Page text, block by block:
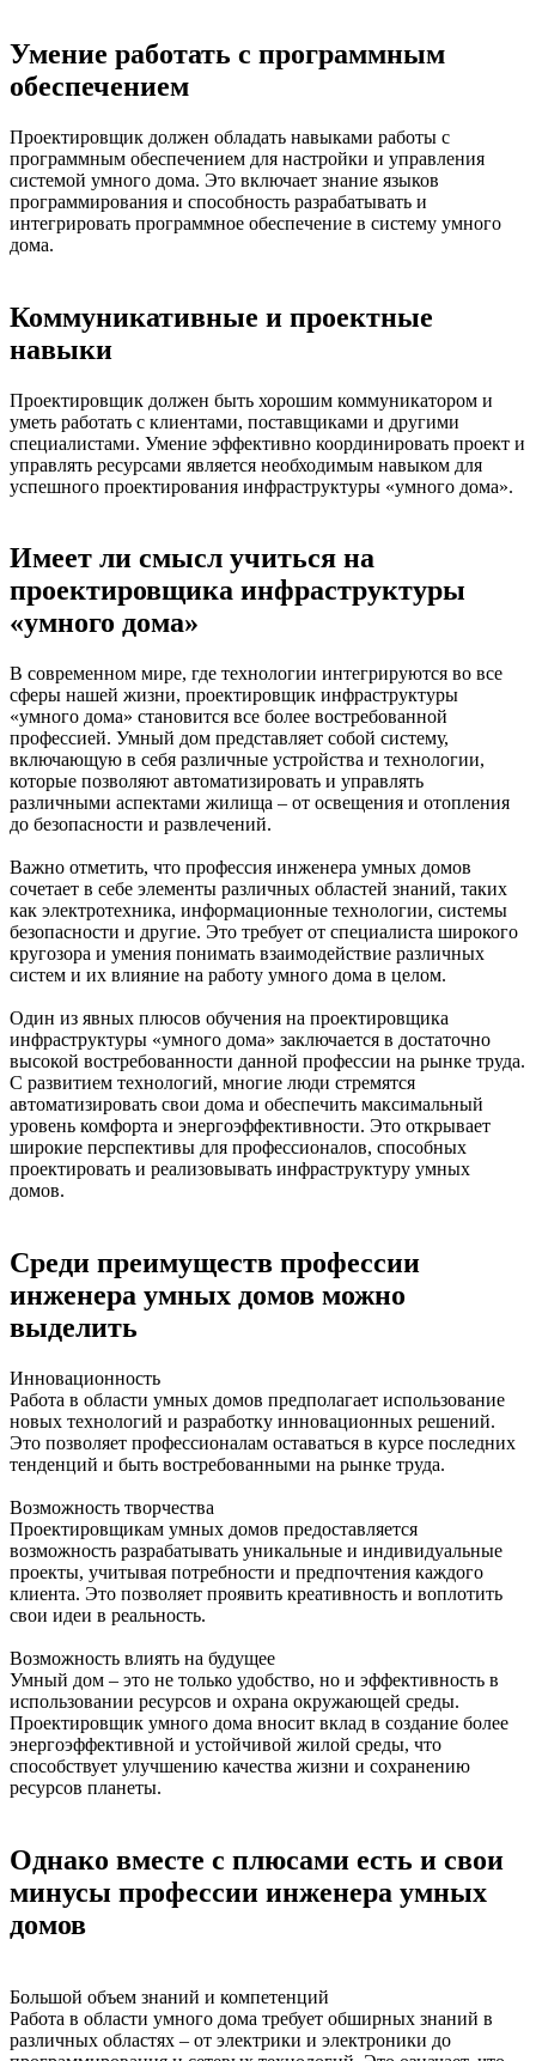
Умение работать с программным
обеспечением
Проектировщик должен обладать навыками работы с
программным обеспечением для настройки и управления
системой умного дома. Это включает знание языков
программирования и способность разрабатывать и
интегрировать программное обеспечение в систему умного
дома.
Коммуникативные и проектные
навыки
Проектировщик должен быть хорошим коммуникатором и
уметь работать с клиентами, поставщиками и другими
специалистами. Умение эффективно координировать проект и
управлять ресурсами является необходимым навыком для
успешного проектирования инфраструктуры «умного дома».
Имеет ли смысл учиться на
проектировщика инфраструктуры
«умного дома»
В современном мире, где технологии интегрируются во все
сферы нашей жизни, проектировщик инфраструктуры
«умного дома» становится все более востребованной
профессией. Умный дом представляет собой систему,
включающую в себя различные устройства и технологии,
которые позволяют автоматизировать и управлять
различными аспектами жилища – от освещения и отопления
до безопасности и развлечений.
Важно отметить, что профессия инженера умных домов
сочетает в себе элементы различных областей знаний, таких
как электротехника, информационные технологии, системы
безопасности и другие. Это требует от специалиста широкого
кругозора и умения понимать взаимодействие различных
систем и их влияние на работу умного дома в целом.
Один из явных плюсов обучения на проектировщика
инфраструктуры «умного дома» заключается в достаточно
высокой востребованности данной профессии на рынке труда.
С развитием технологий, многие люди стремятся
автоматизировать свои дома и обеспечить максимальный
уровень комфорта и энергоэффективности. Это открывает
широкие перспективы для профессионалов, способных
проектировать и реализовывать инфраструктуру умных
домов.
Среди преимуществ профессии
инженера умных домов можно
выделить
Инновационность
Работа в области умных домов предполагает использование
новых технологий и разработку инновационных решений.
Это позволяет профессионалам оставаться в курсе последних
тенденций и быть востребованными на рынке труда.
Возможность творчества
Проектировщикам умных домов предоставляется
возможность разрабатывать уникальные и индивидуальные
проекты, учитывая потребности и предпочтения каждого
клиента. Это позволяет проявить креативность и воплотить
свои идеи в реальность.
Возможность влиять на будущее
Умный дом – это не только удобство, но и эффективность в
использовании ресурсов и охрана окружающей среды.
Проектировщик умного дома вносит вклад в создание более
энергоэффективной и устойчивой жилой среды, что
способствует улучшению качества жизни и сохранению
ресурсов планеты.
Однако вместе с плюсами есть и свои
минусы профессии инженера умных
домов
Большой объем знаний и компетенций
Работа в области умного дома требует обширных знаний в
различных областях – от электрики и электроники до